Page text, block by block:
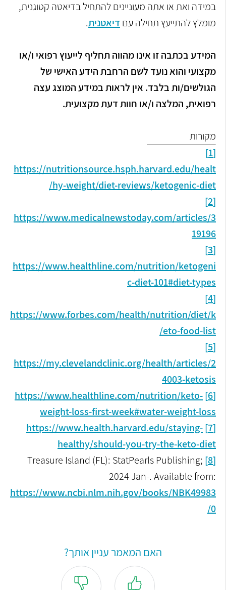
במידה ואת או אתה מעוניינים להתחיל בדיאטה קטוגנית,
מומלץ להתייעץ תחילה עם דיאטנית.
המידע בכתבה זו אינו מהווה תחליף לייעוץ רפואי ו/או
מקצועי והוא נועד לשם הרחבת הידע האישי של
הגולשים/ות בלבד. אין לראות במידע המוצג עצה
רפואית, המלצה ו/או חוות דעת מקצועית.
מקורות
[1]
https://nutritionsource.hsph.harvard.edu/healt
hy-weight/diet-reviews/ketogenic-diet/
[2]
https://www.medicalnewstoday.com/articles/3
19196
[3]
https://www.healthline.com/nutrition/ketogeni
c-diet-101#diet-types
[4]
https://www.forbes.com/health/nutrition/diet/k
eto-food-list/
[5]
https://my.clevelandclinic.org/health/articles/2
4003-ketosis
[6]
https://www.healthline.com/nutrition/keto-
weight-loss-first-week#water-weight-loss
[7]
https://www.health.harvard.edu/staying-
healthy/should-you-try-the-keto-diet
[8]
Treasure Island (FL): StatPearls Publishing;
2024 Jan-. Available from:
https://www.ncbi.nlm.nih.gov/books/NBK49983
0/
האם המאמר עניין אותך?